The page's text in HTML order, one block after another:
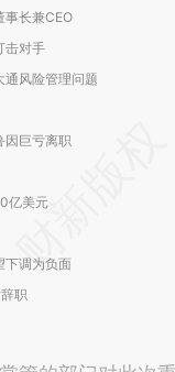
事长兼CEO
击对手
通风险管理问题
因巨亏离职
亿美元
下调为负面
职